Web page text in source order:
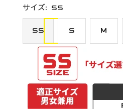
サイズ: SS
SS S M